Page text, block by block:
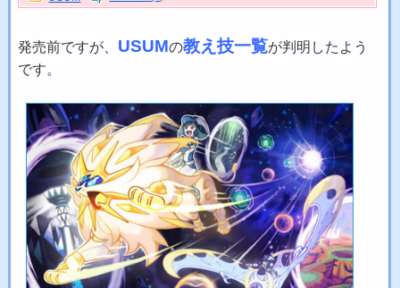
発売前ですが、 USUMの教え技一覧が判明したよう
です。